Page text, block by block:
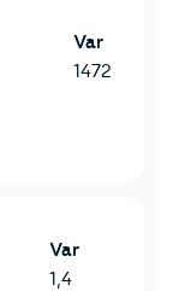
Var
1472
Var
1,4